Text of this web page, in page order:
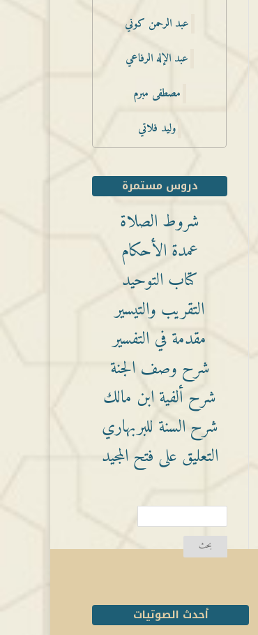
عبد الرحمن كوني
عبد الإله الرفاعي
مصطفى مبرم
وليد فلاتي
دروس مستمرة
شروط الصلاة
عمدة الأحكام
كتاب التوحيد
التقريب والتيسير
مقدمة في التفسير
شرح وصف الجنة
شرح ألفية ابن مالك
شرح السنة للبربهاري
التعليق على فتح المجيد
أحدث الصوتيات